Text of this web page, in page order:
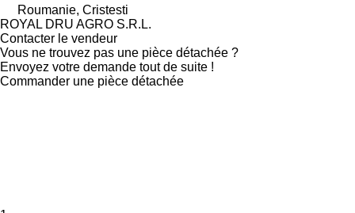
Roumanie, Cristesti
ROYAL DRU AGRO S.R.L.
Contacter le vendeur
Vous ne trouvez pas une pièce détachée ?
Envoyez votre demande tout de suite !
Commander une pièce détachée